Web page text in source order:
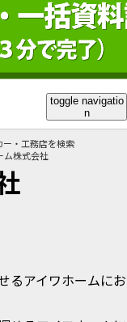
toggle navigatio
n
ー・工務店を検索
ム株式会社
るアイワホームにお